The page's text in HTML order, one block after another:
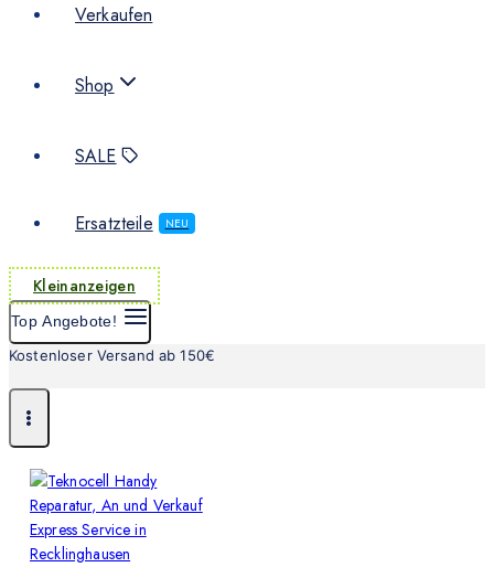
Verkaufen
Shop
SALE
Ersatzteile NEU
Kleinanzeigen
Top Angebote!
Kostenloser Versand ab 150€